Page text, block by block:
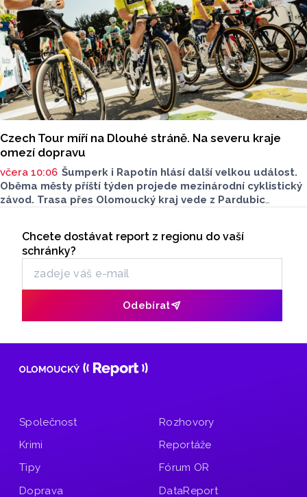
Čunderle.
Czech Tour míří na Dlouhé stráně. Na severu kraje
omezí dopravu
včera 10:06 Šumperk i Rapotín hlásí další velkou událost.
Oběma městy příští týden projede mezinárodní cyklistický
závod. Trasa přes Olomoucký kraj vede z Pardubic
Odběr newsletteru
Chcete dostávat report z regionu do vaší
schránky?
Odebírat
Společnost
Krimi
Tipy
Doprava
Rozhovory
Reportáže
Fórum OR
DataReport